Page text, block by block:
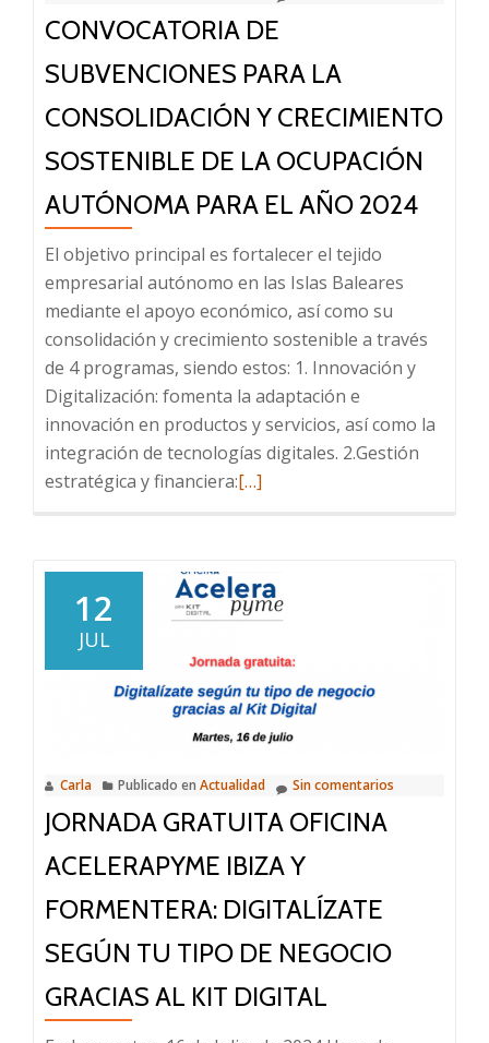
CONVOCATORIA DE
SUBVENCIONES PARA LA
CONSOLIDACIÓN Y CRECIMIENTO
SOSTENIBLE DE LA OCUPACIÓN
AUTÓNOMA PARA EL AÑO 2024
El objetivo principal es fortalecer el tejido
empresarial autónomo en las Islas Baleares
mediante el apoyo económico, así como su
consolidación y crecimiento sostenible a través
de 4 programas, siendo estos: 1. Innovación y
Digitalización: fomenta la adaptación e
innovación en productos y servicios, así como la
integración de tecnologías digitales. 2.Gestión
estratégica y financiera:Leer
DE
SUBVENCIONES
PARA
LA
CONSOLIDACIÓN
Y
SOSTENIBLE
DE
OCUPACIÓN
AUTÓNOMA
EL
AÑO
[…]
12
JUL
Carla Publicado en Actualidad Sin comentarios
JORNADA GRATUITA OFICINA
ACELERAPYME IBIZA Y
FORMENTERA: DIGITALÍZATE
SEGÚN TU TIPO DE NEGOCIO
GRACIAS AL KIT DIGITAL